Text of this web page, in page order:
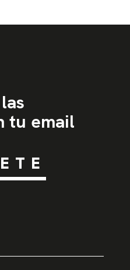
tu email